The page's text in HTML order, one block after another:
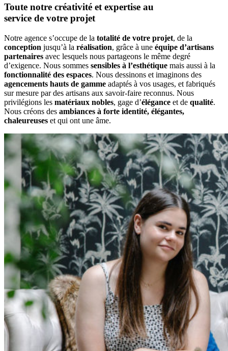
Toute notre créativité et expertise au
service de votre projet
Notre agence s’occupe de la totalité de votre projet, de la
conception jusqu’à la réalisation, grâce à une équipe d’artisans
partenaires avec lesquels nous partageons le même degré
d’exigence. Nous sommes sensibles à l’esthétique mais aussi à la
fonctionnalité des espaces. Nous dessinons et imaginons des
agencements hauts de gamme adaptés à vos usages, et fabriqués
sur mesure par des artisans aux savoir-faire reconnus. Nous
privilégions les matériaux nobles, gage d’élégance et de qualité.
Nous créons des ambiances à forte identité, élégantes,
chaleureuses et qui ont une âme.